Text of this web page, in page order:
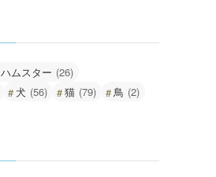
ハムスター (26)
犬 (56) 猫 (79) 鳥 (2)